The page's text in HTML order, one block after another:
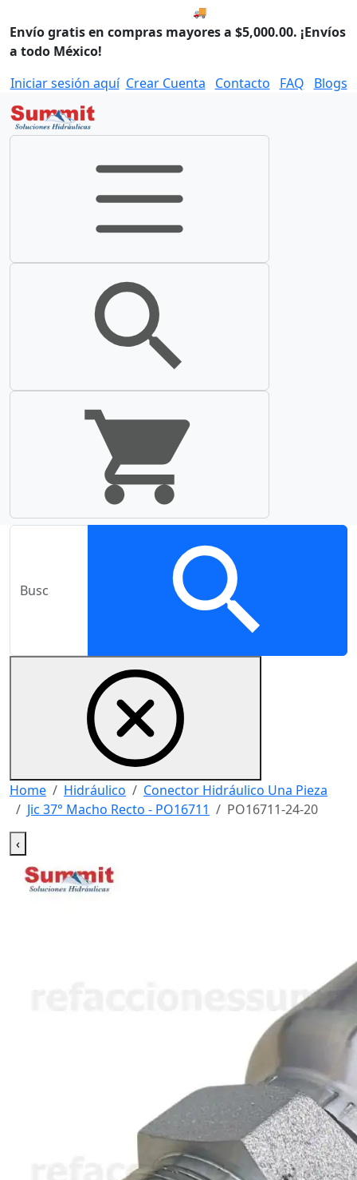
🚚 Envío el Lunes, 10 de
Envío gratis en compras mayores a $5,000.00. ¡Envíos
a todo México!
Iniciar sesión aquí Crear Cuenta Contacto FAQ Blogs
Home Hidráulico
Conector Hidráulico Una Pieza
Jic 37° Macho Recto - PO16711
PO16711-24-20
‹